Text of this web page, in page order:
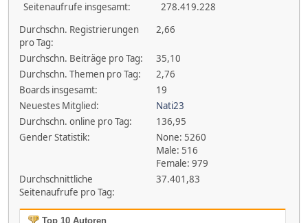
Seitenaufrufe insgesamt:
278.419.228
Durchschn. Registrierungen
pro Tag:
2,66
Durchschn. Beiträge pro Tag:
35,10
Durchschn. Themen pro Tag:
2,76
Boards insgesamt:
19
Neuestes Mitglied:
Nati23
Durchschn. online pro Tag:
136,95
Gender Statistik:
None: 5260
Male: 516
Female: 979
Durchschnittliche
Seitenaufrufe pro Tag:
37.401,83
Top 10 Autoren